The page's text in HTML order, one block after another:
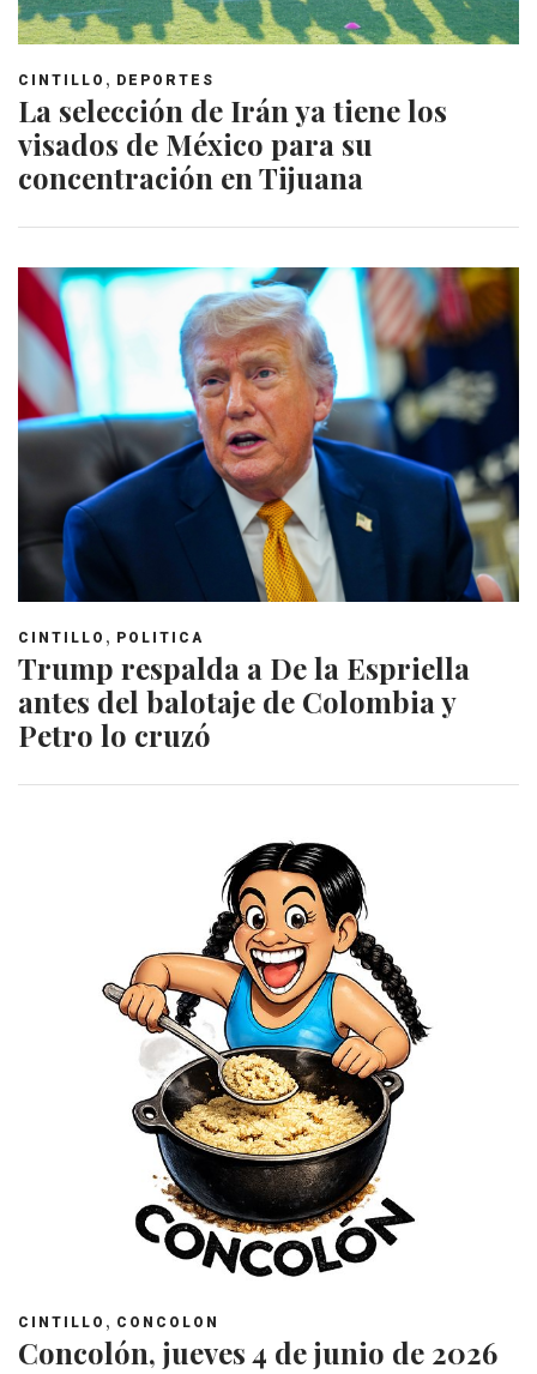
CINTILLO , DEPORTES
La selección de Irán ya tiene los
visados de México para su
concentración en Tijuana
CINTILLO , POLITICA
Trump respalda a De la Espriella
antes del balotaje de Colombia y
Petro lo cruzó
CINTILLO , CONCOLON
Concolón, jueves 4 de junio de 2026